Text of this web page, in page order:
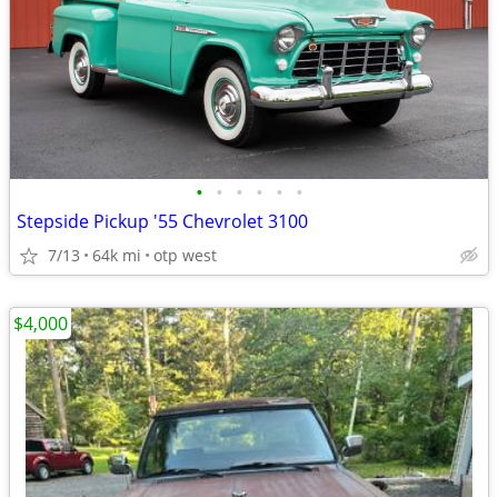
• • • • • •
Stepside Pickup '55 Chevrolet 3100
7/13 64k mi otp west
$4,000